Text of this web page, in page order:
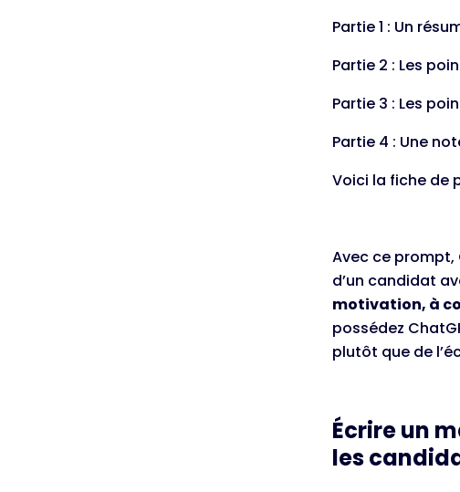
Partie 1 : Un
Partie 2 : Les
Partie 3 : Les
Partie 4 : Une
Voici la fiche de
Avec ce prompt,
d’un candidat
motivation, à
possédez
plutôt que de
Écrire un
les